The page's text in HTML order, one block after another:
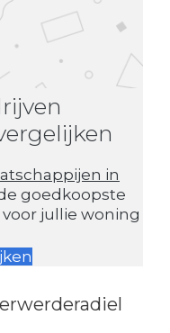
in
goedkoopste
jullie woning